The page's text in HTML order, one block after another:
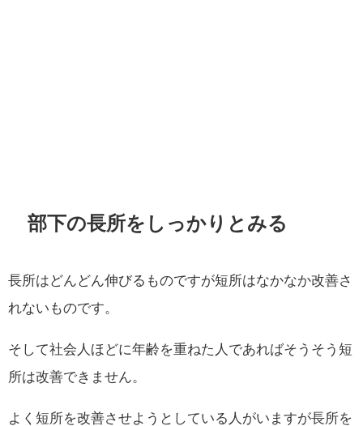
部下の長所をしっかりとみる
長所はどんどん伸びるものですが短所はなかなか改善さ
れないものです。
そして社会人ほどに年齢を重ねた人であればそうそう短
所は改善できません。
よく短所を改善させようとしている人がいますが長所を